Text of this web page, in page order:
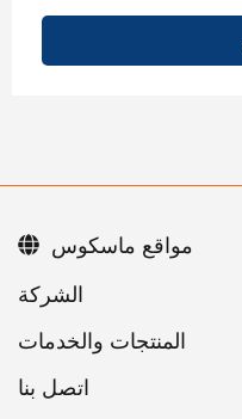
اتصل بنا
مواقع ماسكوس